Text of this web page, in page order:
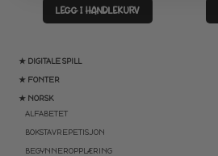
★ DIGITALE SPILL
★ FONTER
★ NORSK
ALFABETET
BOKSTAVREPETISJON
BEGYNNEROPPLÆRING
LEGG I HANDLEKURV